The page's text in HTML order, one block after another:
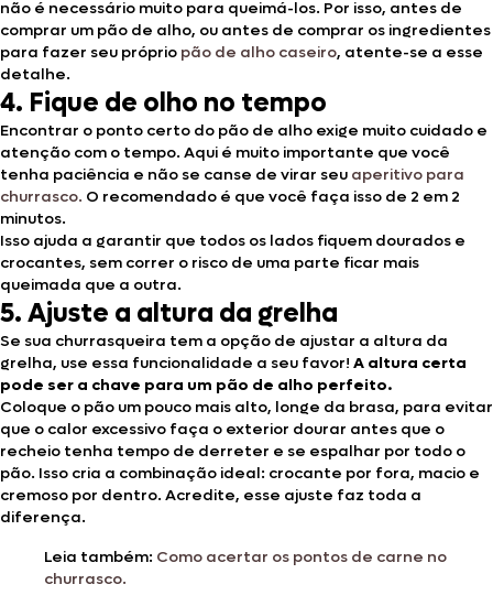
não é necessário muito para queimá-los. Por isso, antes de
comprar um pão de alho, ou antes de comprar os ingredientes
para fazer seu próprio pão de alho caseiro, atente-se a esse
detalhe.
4. Fique de olho no tempo
Encontrar o ponto certo do pão de alho exige muito cuidado e
atenção com o tempo. Aqui é muito importante que você
tenha paciência e não se canse de virar seu aperitivo para
churrasco. O recomendado é que você faça isso de 2 em 2
minutos.
Isso ajuda a garantir que todos os lados fiquem dourados e
crocantes, sem correr o risco de uma parte ficar mais
queimada que a outra.
5. Ajuste a altura da grelha
Se sua churrasqueira tem a opção de ajustar a altura da
grelha, use essa funcionalidade a seu favor! A altura certa
pode ser a chave para um pão de alho perfeito.
Coloque o pão um pouco mais alto, longe da brasa, para evitar
que o calor excessivo faça o exterior dourar antes que o
recheio tenha tempo de derreter e se espalhar por todo o
pão. Isso cria a combinação ideal: crocante por fora, macio e
cremoso por dentro. Acredite, esse ajuste faz toda a
diferença.
Leia também: Como acertar os pontos de carne no
churrasco.